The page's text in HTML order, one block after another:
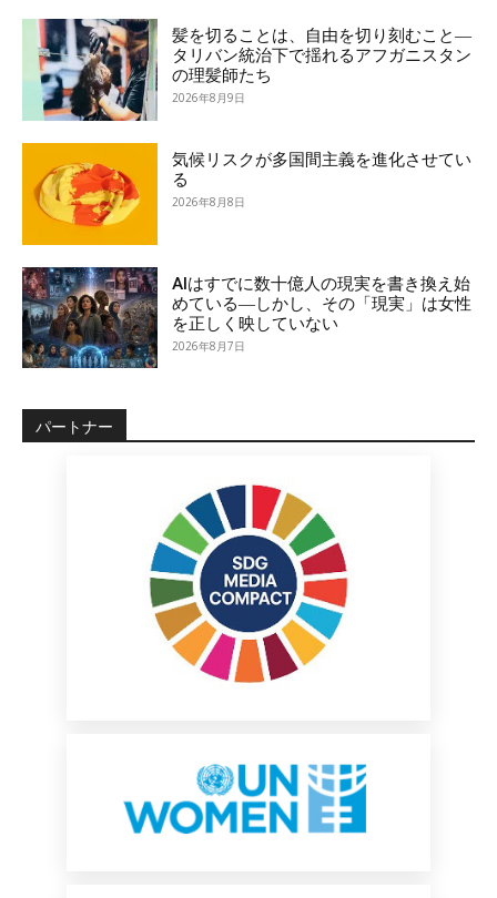
髪を切ることは、自由を切り刻むこと―
タリバン統治下で揺れるアフガニスタン
の理髪師たち
2026年8月9日
気候リスクが多国間主義を進化させてい
る
2026年8月8日
AIはすでに数十億人の現実を書き換え始
めている―しかし、その「現実」は女性
を正しく映していない
2026年8月7日
パートナー